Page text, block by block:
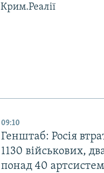
Крим.Реалії
09:10
Генштаб: Росія
1130 військових,
понад 40 артсистем